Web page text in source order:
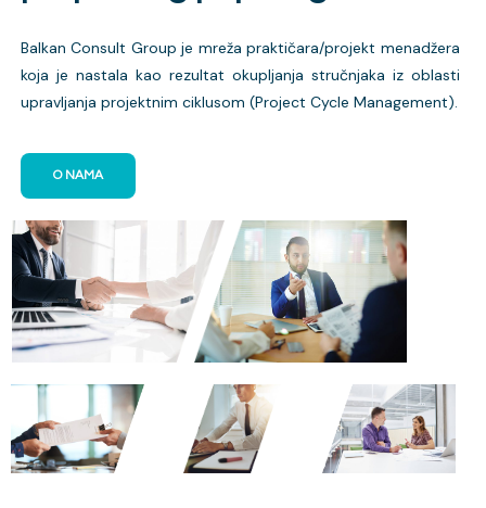
Balkan Consult Group je mreža praktičara/projekt menadžera
koja je nastala kao rezultat okupljanja stručnjaka iz oblasti
upravljanja projektnim ciklusom (Project Cycle Management).
O NAMA